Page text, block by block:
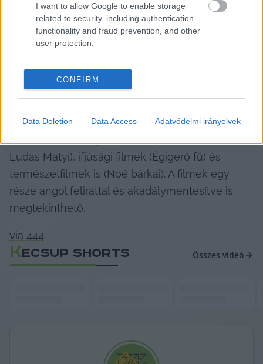
I want to allow Google to enable storage
related to security, including authentication
functionality and fraud prevention, and other
user protection.
CONFIRM
Data Deletion Data Access Adatvédelmi irányelvek
pályanyitó, személyes hangú filmje, az
Álmodozások kora, Koltai Róbert nagysikerű
vígjátéka, a Sose halunk meg, vagy Magyar
betiltott filmek közé Várkonyi Zoltán Keserű
A programban szerepelnek animációs filmek
Lúdas Matyi), ifjúsági filmek (Égigérő fű) és
természetfilmek is (Noé bárkái). A filmek egy
része angol felirattal és akadálymentesítve is
megtekinthető.
via 444
KECSUP SHORTS Összes videó